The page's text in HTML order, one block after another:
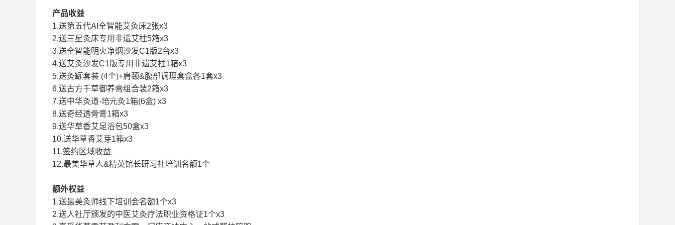
产品收益
1.送第五代AI全智能艾灸床2张x3
2.送三星灸床专用非遗艾柱5箱x3
3.送全智能明火净烟沙发C1版2台x3
4.送艾灸沙发C1版专用非遗艾柱1箱x3
5.送灸罐套装 (4个)+肩颈&腹部调理套盒各1套x3
6.送古方千草御养膏组合装2箱x3
7.送中华灸道-培元灸1箱(6盒) x3
8.送奇经透骨膏1箱x3
9.送华草香艾足浴包50盒x3
10.送华草香艾芽1箱x3
11.签约区域收益
12.最美华草人&精英馆长研习社培训名额1个
额外权益
1.送最美灸师线下培训会名额1个x3
2.送人社厅颁发的中医艾灸疗法职业资格证1个x3